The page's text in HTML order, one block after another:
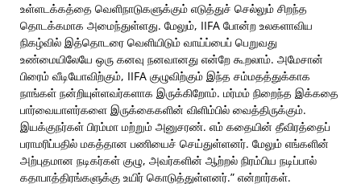
உள்ளடக்கத்தை வெளிநாடுகளுக்கும் எடுத்துச் செல்லும் சிறந்த
தொடக்கமாக அமைந்துள்ளது. மேலும், IIFA போன்ற உலகளாவிய
நிகழ்வில் இத்தொடரை வெளியிடும் வாய்ப்பைப் பெறுவது
உண்மையிலேயே ஒரு கனவு நனவானது என்றே கூறலாம். அமேசான்
பிரைம் வீடியோவிற்கும், IIFA குழுவிற்கும் இந்த சம்மதத்துக்காக
நாங்கள் நன்றியுள்ளவர்களாக இருக்கிறோம். மர்மம் நிறைந்த இக்கதை
பார்வையாளர்களை இருக்கைகளின் விளிம்பில் வைத்திருக்கும்.
இயக்குநர்கள் பிரம்மா மற்றும் அனுசரண். எம் கதையின் தீவிரத்தைப்
பராமரிப்பதில் மகத்தான பணியைச் செய்துள்ளனர். மேலும் எங்களின்
அற்புதமான நடிகர்கள் குழு, அவர்களின் ஆற்றல் நிரம்பிய நடிப்பால்
கதாபாத்திரங்களுக்கு உயிர் கொடுத்துள்ளனர்.” என்றார்கள்.